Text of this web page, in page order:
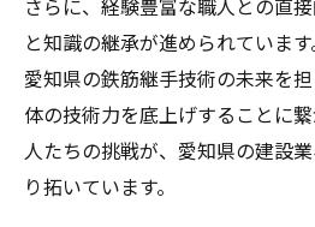
さらに、経験豊富な職人との直
と知識の継承が進められています
愛知県の鉄筋継手技術の未来を
体の技術力を底上げすることに
人たちの挑戦が、愛知県の建設
り拓いています。